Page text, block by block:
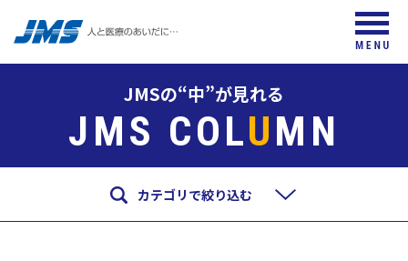
JMSの“中”が見れる
JMS COLUMN
カテゴリで絞り込む